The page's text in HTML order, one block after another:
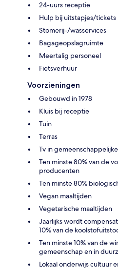
24-uurs receptie
Hulp bij uitstapjes/tickets
Stomerij-/wasservices
Bagageopslagruimte
Meertalig personeel
Fietsverhuur
Voorzieningen
Gebouwd in 1978
Kluis bij receptie
Tuin
Terras
Tv in
Ten minste 80% van de
producenten
Ten minste 80%
Vegan maaltijden
Vegetarische maaltijden
Jaarlijks wordt
10% van de
Ten minste 10% van de
gemeenschap en in
Lokaal onderwijs cultuur